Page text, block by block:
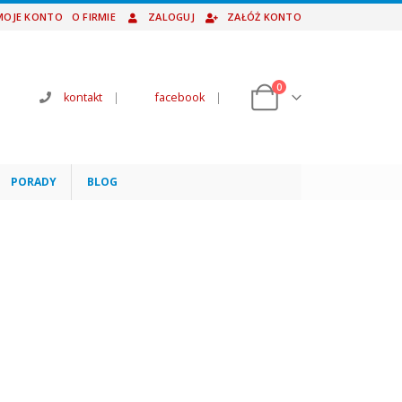
KONTO O FIRMIE ZALOGUJ ZAŁÓŻ KONTO
kontakt | facebook |
0
PORADY BLOG